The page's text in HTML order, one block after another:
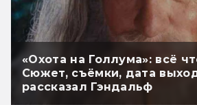
«Охота на Голлума»: всё
Сюжет, съёмки, дата
рассказал Гэндальф